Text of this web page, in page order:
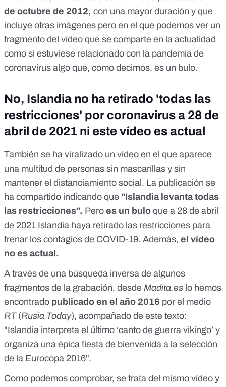
de octubre de 2012, con una mayor duración y que
incluye otras imágenes pero en el que podemos ver un
fragmento del vídeo que se comparte en la actualidad
como si estuviese relacionado con la pandemia de
coronavirus algo que, como decimos, es un bulo.
No, Islandia no ha retirado 'todas las
restricciones' por coronavirus a 28 de
abril de 2021 ni este vídeo es actual
También se ha viralizado un vídeo en el que aparece
una multitud de personas sin mascarillas y sin
mantener el distanciamiento social. La publicación se
ha compartido indicando que "Islandia levanta todas
las restricciones". Pero es un bulo que a 28 de abril
de 2021 Islandia haya retirado las restricciones para
frenar los contagios de COVID-19. Además, el vídeo
no es actual.
A través de una búsqueda inversa de algunos
fragmentos de la grabación, desde Madita.es lo hemos
encontrado publicado en el año 2016 por el medio
RT(Rusia Today), acompañado de este texto:
"Islandia interpreta el último ‘canto de guerra vikingo’ y
organiza una épica fiesta de bienvenida a la selección
de la Eurocopa 2016".
Como podemos comprobar, se trata del mismo vídeo y